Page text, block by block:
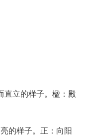
直立的样子。楹：殿
的样子。正：向阳